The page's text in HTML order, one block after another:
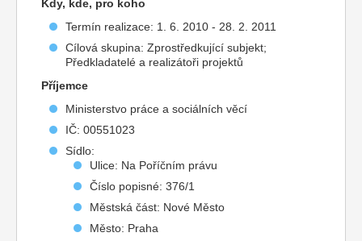
Kdy, kde, pro koho
Termín realizace: 1. 6. 2010 - 28. 2. 2011
Cílová skupina: Zprostředkující subjekt;
Předkladatelé a realizátoři projektů
Příjemce
Ministerstvo práce a sociálních věcí
IČ: 00551023
Sídlo:
Ulice: Na Poříčním právu
Číslo popisné: 376/1
Městská část: Nové Město
Město: Praha